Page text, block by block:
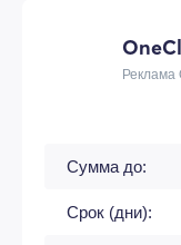
Сумма до:
Срок (дни):